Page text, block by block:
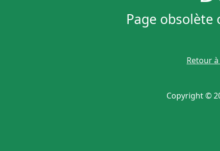
Page
Retour
Copyright ©